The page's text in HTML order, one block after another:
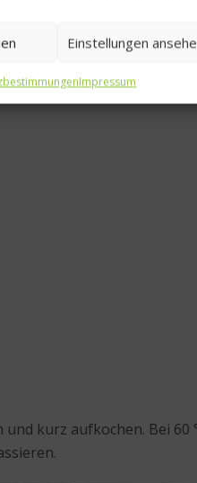
Einstellungen
Impressum
kurz aufkochen. Bei 60